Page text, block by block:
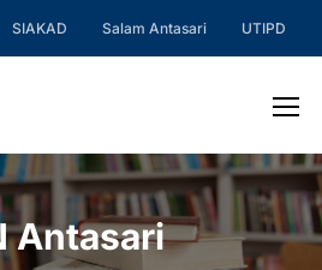
SIAKAD Salam Antasari UTIPD
Antasari